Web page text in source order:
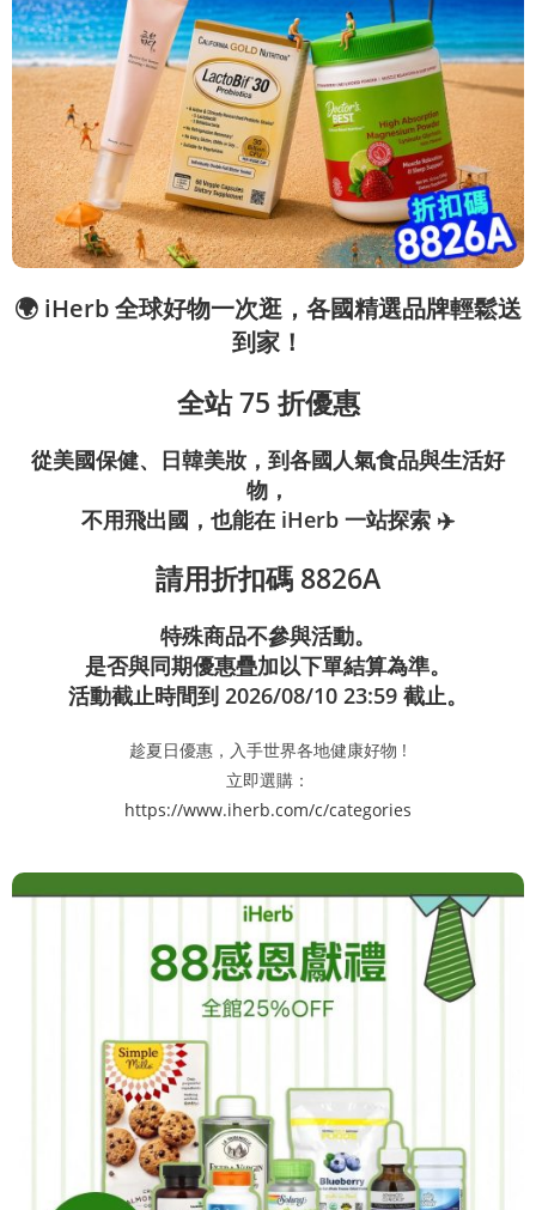
🌍 iHerb 全球好物一次逛，各國精選品牌輕鬆送
到家！
全站 75 折優惠
從美國保健、日韓美妝，到各國人氣食品與生活好
物，
不用飛出國，也能在 iHerb 一站探索 ✈️
請用折扣碼 8826A
特殊商品不參與活動。
是否與同期優惠疊加以下單結算為準。
活動截止時間到 2026/08/10 23:59 截止。
趁夏日優惠，入手世界各地健康好物 !
立即選購：
https://www.iherb.com/c/categories